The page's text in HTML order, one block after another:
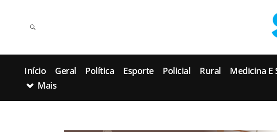
Início Geral Política Esporte Policial Rural Medicina E
Mais